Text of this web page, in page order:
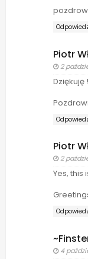
Piotr
2
Dziękuję
Piotr
2
Yes, this
4